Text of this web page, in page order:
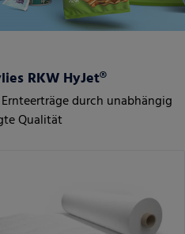
RKW HyJet®
durch unabhängig
Qualität